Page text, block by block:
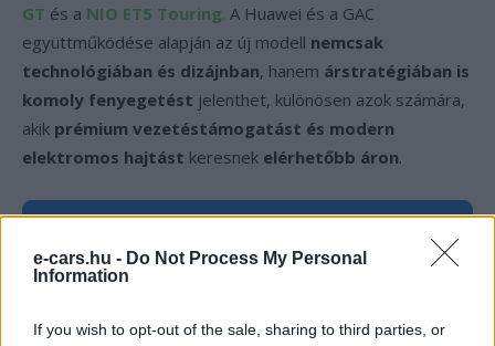
e-cars.hu - Do Not Process My Personal
Information
If you wish to opt-out of the sale, sharing to third parties, or
GT és a NIO ET5 Touring. A Huawei és a GAC
együttműködése alapján az új modell nemcsak
technológiában és dizájnban, hanem árstratégiában is
komoly fenyegetést jelenthet, különösen azok számára,
akik prémium vezetéstámogatást és modern
elektromos hajtást keresnek elérhetőbb áron.
tartalmakért!
›